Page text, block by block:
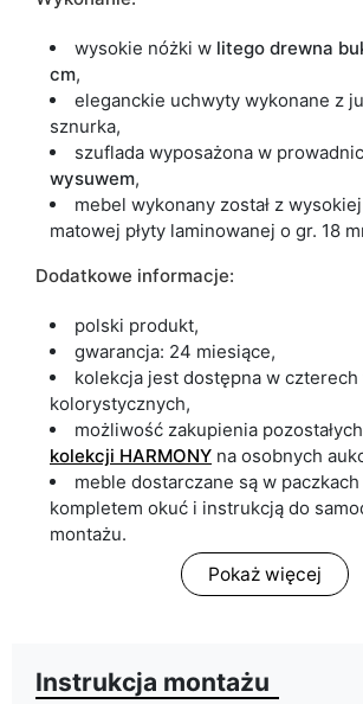
wysokie nóżki w litego drewna
cm,
eleganckie uchwyty wykonane z
sznurka,
szuflada wyposażona w
wysuwem,
mebel wykonany został z
matowej płyty laminowanej o gr. 18
Dodatkowe informacje:
polski produkt,
gwarancja: 24 miesiące,
kolekcja jest dostępna w czterech
kolorystycznych,
możliwość zakupienia
kolekcji HARMONY na osobnych
meble dostarczane są w
kompletem okuć i instrukcją do
montażu.
Pokaż więcej
Instrukcja montażu